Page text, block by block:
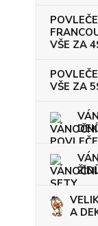
VŠE ZA
VŠE ZA
A